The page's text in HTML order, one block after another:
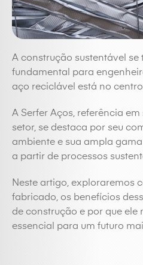
A construção sustentável se
fundamental para
aço reciclável está no
A Serfer Aços, referência
setor, se destaca por seu
ambiente e sua ampla
a partir de processos
Neste artigo, exploraremos
fabricado, os benefícios
de construção e por que ele
essencial para um futuro